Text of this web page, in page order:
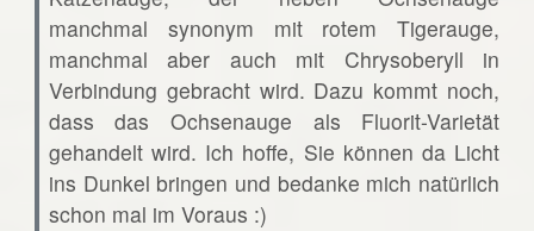
manchmal synonym mit rotem Tigerauge,
manchmal aber auch mit Chrysoberyll in
Verbindung gebracht wird. Dazu kommt noch,
dass das Ochsenauge als Fluorit-Varietät
gehandelt wird. Ich hoffe, Sie können da Licht
ins Dunkel bringen und bedanke mich natürlich
schon mal im Voraus :)